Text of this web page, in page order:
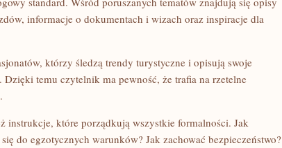
informacje o dokumentach i wizach oraz inspiracje dla
którzy śledzą trendy turystyczne i opisują swoje
Dzięki temu czytelnik ma pewność, że trafia na rzetelne
instrukcje, które porządkują wszystkie formalności. Jak
do egzotycznych warunków? Jak zachować bezpieczeństwo?